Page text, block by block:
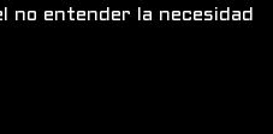
no entender la necesidad